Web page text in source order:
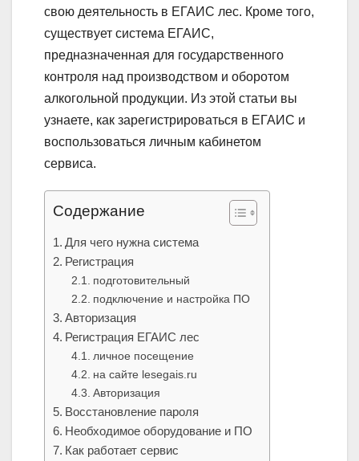
свою деятельность в ЕГАИС лес. Кроме того,
существует система ЕГАИС,
предназначенная для государственного
контроля над производством и оборотом
алкогольной продукции. Из этой статьи вы
узнаете, как зарегистрироваться в ЕГАИС и
воспользоваться личным кабинетом
сервиса.
Содержание
Для чего нужна система
Регистрация
подготовительный
подключение и настройка ПО
Авторизация
Регистрация ЕГАИС лес
личное посещение
на сайте lesegais.ru
Авторизация
Восстановление пароля
Необходимое оборудование и ПО
Как работает сервис